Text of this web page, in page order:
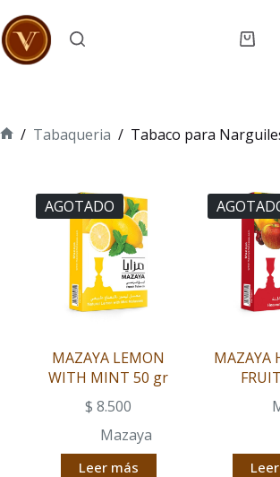
al
contenido
Carro
/ Tabaqueria / Tabaco para
AGOTADO
MAZAYA LEMON
WITH MINT 50 gr
$ 8.500
Mazaya
Leer más
MAZAYA